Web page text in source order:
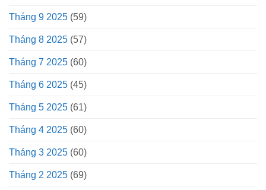
Tháng 9 2025 (59)
Tháng 8 2025 (57)
Tháng 7 2025 (60)
Tháng 6 2025 (45)
Tháng 5 2025 (61)
Tháng 4 2025 (60)
Tháng 3 2025 (60)
Tháng 2 2025 (69)